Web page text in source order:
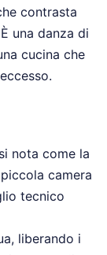
contrasta
una danza di
cucina che
nota come la
camera
tecnico
liberando i